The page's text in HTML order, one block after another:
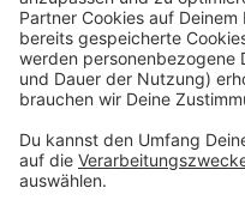
Auch die Aussage,
Führerschein besitzen
nicht einmal eine
Einzige
Jahre.
Anzeige